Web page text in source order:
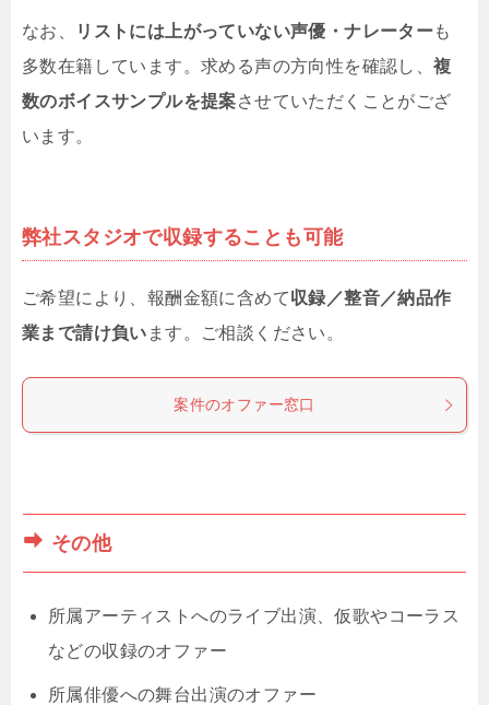
なお、 リストには上がっていない声優・ナレーターも
多数在籍しています。求める声の方向性を確認し、複
数のボイスサンプルを提案させていただくことがござ
います。
弊社スタジオで収録することも可能
ご希望により、報酬金額に含めて収録／整音／納品作
業まで請け負い ます。ご相談ください。
案件のオファー窓口
その他
所属アーティストへのライブ出演、仮歌やコーラス
などの収録のオファー
所属俳優への舞台出演のオファー